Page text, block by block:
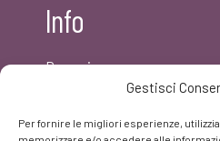
Gestisci
Per fornire le migliori esperienze,
Info
Dove siamo
Privacy policy
FAQ